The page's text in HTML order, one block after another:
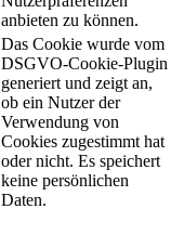
anbieten zu können.
Das Cookie wurde vom
DSGVO-Cookie-Plugin
generiert und zeigt an,
ob ein Nutzer der
Verwendung von
Cookies zugestimmt hat
oder nicht. Es speichert
keine persönlichen
Daten.